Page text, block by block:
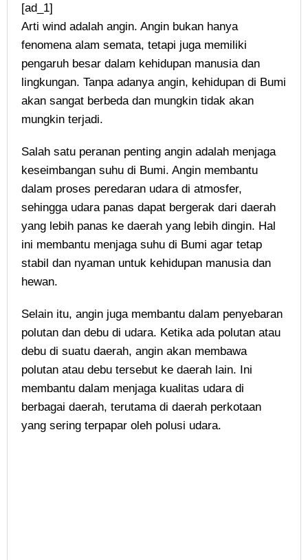
[ad_1]
Arti wind adalah angin. Angin bukan hanya
fenomena alam semata, tetapi juga memiliki
pengaruh besar dalam kehidupan manusia dan
lingkungan. Tanpa adanya angin, kehidupan di Bumi
akan sangat berbeda dan mungkin tidak akan
mungkin terjadi.
Salah satu peranan penting angin adalah menjaga
keseimbangan suhu di Bumi. Angin membantu
dalam proses peredaran udara di atmosfer,
sehingga udara panas dapat bergerak dari daerah
yang lebih panas ke daerah yang lebih dingin. Hal
ini membantu menjaga suhu di Bumi agar tetap
stabil dan nyaman untuk kehidupan manusia dan
hewan.
Selain itu, angin juga membantu dalam penyebaran
polutan dan debu di udara. Ketika ada polutan atau
debu di suatu daerah, angin akan membawa
polutan atau debu tersebut ke daerah lain. Ini
membantu dalam menjaga kualitas udara di
berbagai daerah, terutama di daerah perkotaan
yang sering terpapar oleh polusi udara.